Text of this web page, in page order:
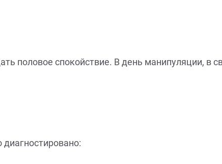
половое спокойствие. В день манипуляции, в